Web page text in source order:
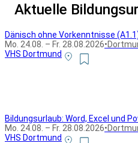
Aktuelle
Dänisch ohne Vorkenntnisse
Mo. 24.08. – Fr. 28.08.2026•
VHS Dortmund
Bildungsurlaub: Word, Excel und
Mo. 24.08. – Fr. 28.08.2026•
VHS Dortmund